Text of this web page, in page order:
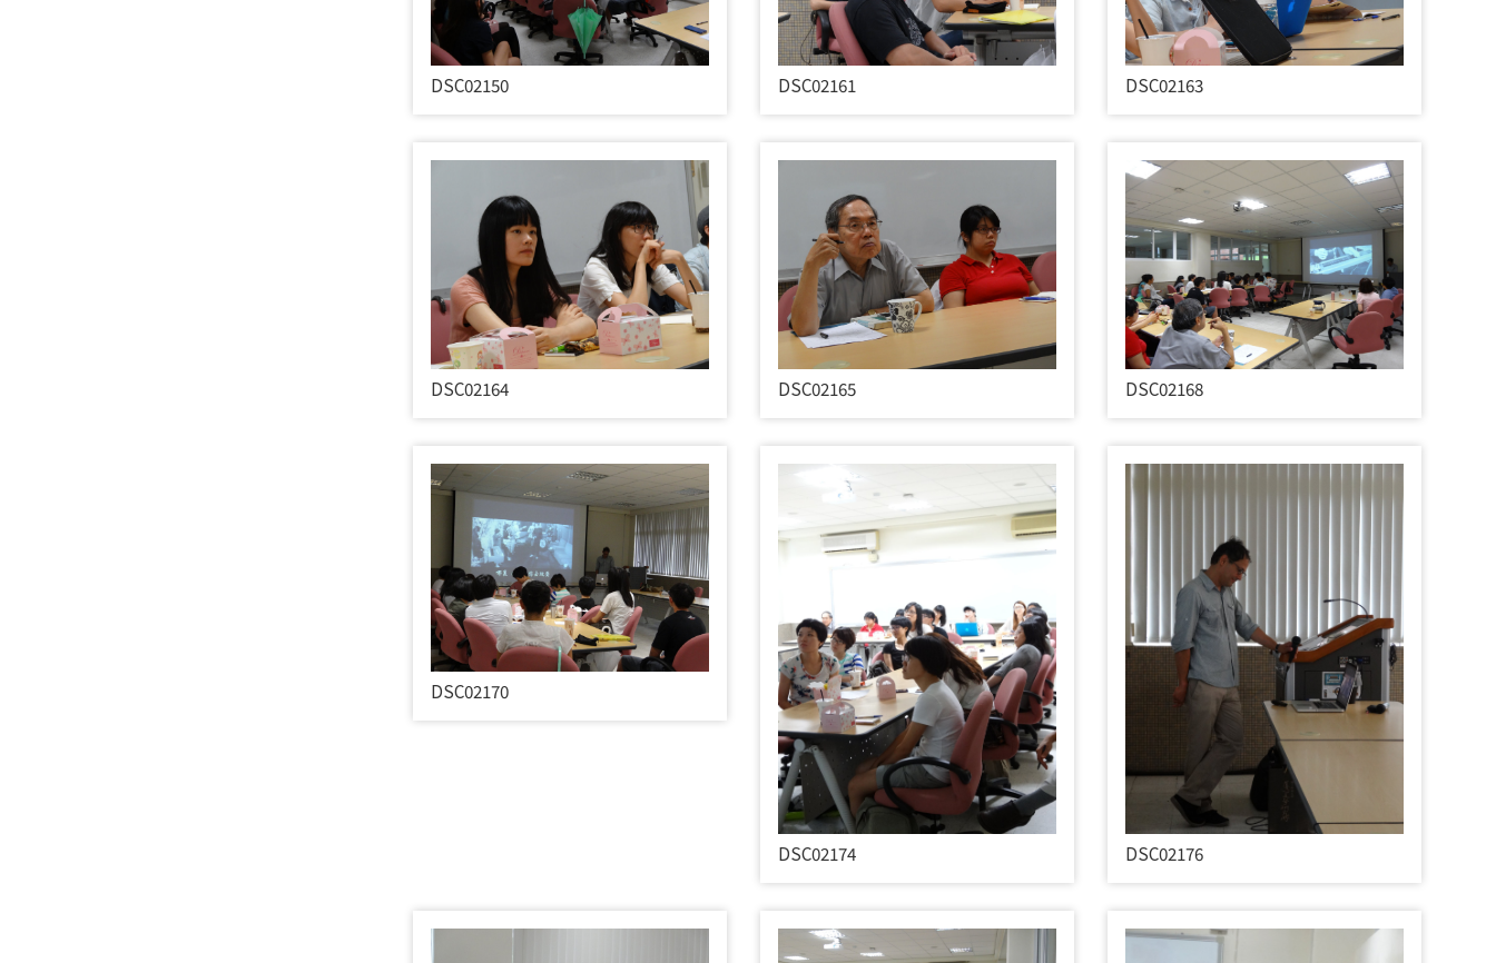
DSC02150 DSC02161 DSC02163
DSC02164 DSC02165 DSC02168
DSC02170
DSC02174 DSC02176